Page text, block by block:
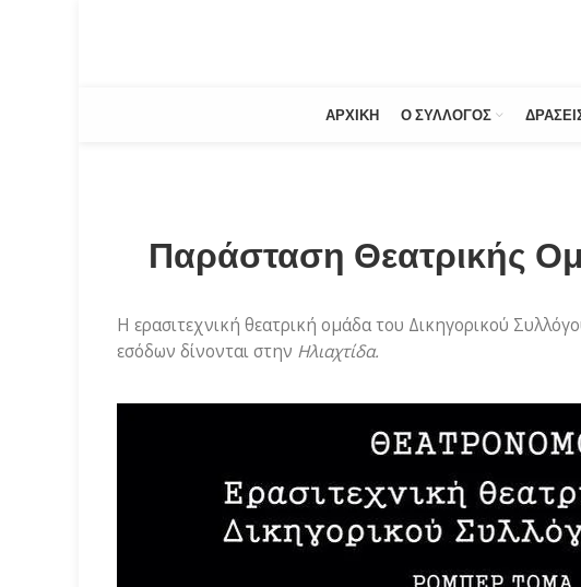
ΑΡΧΙΚΉ Ο ΣΎΛΛΟΓΟΣ
Παράσταση Θεατρικής
Η ερασιτεχνική θεατρική ομάδα του Δικηγορικού
εσόδων δίνονται στην Ηλιαχτίδα.